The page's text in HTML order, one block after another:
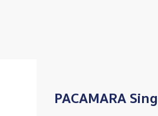
PACAMARA